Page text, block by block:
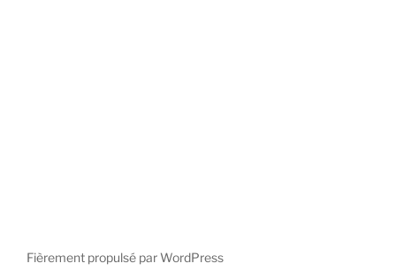
Fièrement propulsé par WordPress